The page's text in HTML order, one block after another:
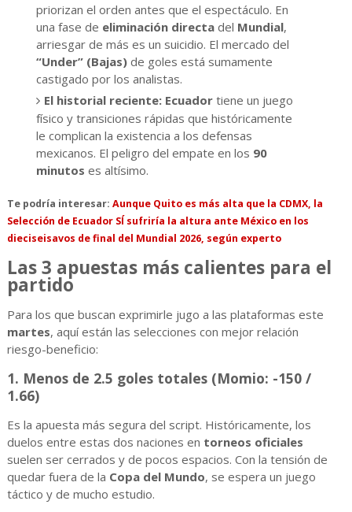
priorizan el orden antes que el espectáculo. En
una fase de eliminación directa del Mundial,
arriesgar de más es un suicidio. El mercado del
“Under” (Bajas) de goles está sumamente
castigado por los analistas.
El historial reciente: Ecuador tiene un juego
físico y transiciones rápidas que históricamente
le complican la existencia a los defensas
mexicanos. El peligro del empate en los 90
minutos es altísimo.
Te podría interesar: Aunque Quito es más alta que la CDMX, la
Selección de Ecuador SÍ sufriría la altura ante México en los
dieciseisavos de final del Mundial 2026, según experto
Las 3 apuestas más calientes para el
partido
Para los que buscan exprimirle jugo a las plataformas este
martes, aquí están las selecciones con mejor relación
riesgo-beneficio:
1. Menos de 2.5 goles totales (Momio: -150 /
1.66)
Es la apuesta más segura del script. Históricamente, los
duelos entre estas dos naciones en torneos oficiales
suelen ser cerrados y de pocos espacios. Con la tensión de
quedar fuera de la Copa del Mundo, se espera un juego
táctico y de mucho estudio.